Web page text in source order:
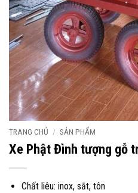
TRANG CHỦ / SẢN PHẨM
Xe Phật Đình tượng gỗ
Chất liêu: inox, sắt, tôn